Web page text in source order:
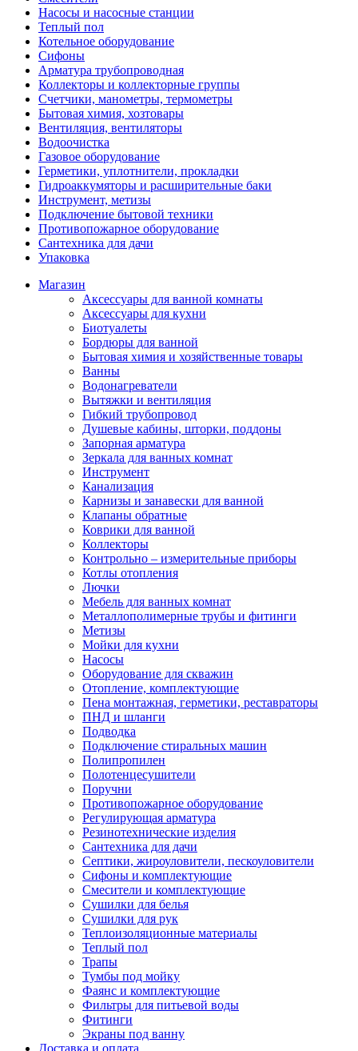
Насосы и насосные станции
Теплый пол
Котельное оборудование
Сифоны
Арматура трубопроводная
Коллекторы и коллекторные группы
Счетчики, манометры, термометры
Бытовая химия, хозтовары
Вентиляция, вентиляторы
Водоочистка
Газовое оборудование
Герметики, уплотнители, прокладки
Гидроаккумяторы и расширительные баки
Инструмент, метизы
Подключение бытовой техники
Противопожарное оборудование
Сантехника для дачи
Упаковка
Магазин
Аксессуары для ванной комнаты
Аксессуары для кухни
Биотуалеты
Бордюры для ванной
Бытовая химия и хозяйственные товары
Ванны
Водонагреватели
Вытяжки и вентиляция
Гибкий трубопровод
Душевые кабины, шторки, поддоны
Запорная арматура
Зеркала для ванных комнат
Инструмент
Канализация
Карнизы и занавески для ванной
Клапаны обратные
Коврики для ванной
Коллекторы
Контрольно – измерительные приборы
Котлы отопления
Лючки
Мебель для ванных комнат
Металлополимерные трубы и фитинги
Метизы
Мойки для кухни
Насосы
Оборудование для скважин
Отопление, комплектующие
Пена монтажная, герметики, реставраторы
ПНД и шланги
Подводка
Подключение стиральных машин
Полипропилен
Полотенцесушители
Поручни
Противопожарное оборудование
Регулирующая арматура
Резинотехнические изделия
Сантехника для дачи
Септики, жироуловители, пескоуловители
Сифоны и комплектующие
Смесители и комплектующие
Сушилки для белья
Сушилки для рук
Теплоизоляционные материалы
Теплый пол
Трапы
Тумбы под мойку
Фаянс и комплектующие
Фильтры для питьевой воды
Фитинги
Экраны под ванну